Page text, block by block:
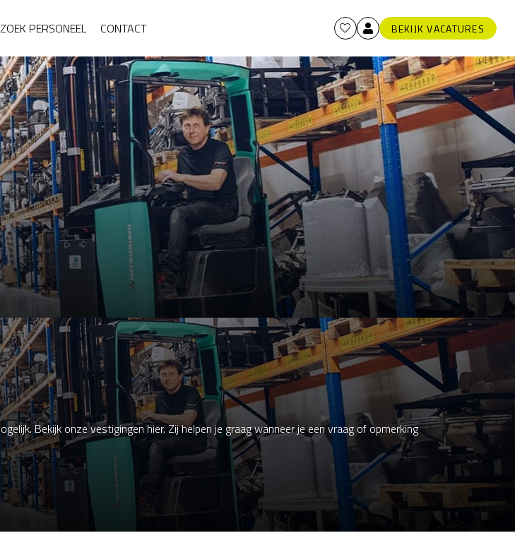
PERSONEEL CONTACT BEKIJK VACATURES
Bekijk onze vestigingen hier. Zij helpen je graag wanneer je een vraag of opmerking